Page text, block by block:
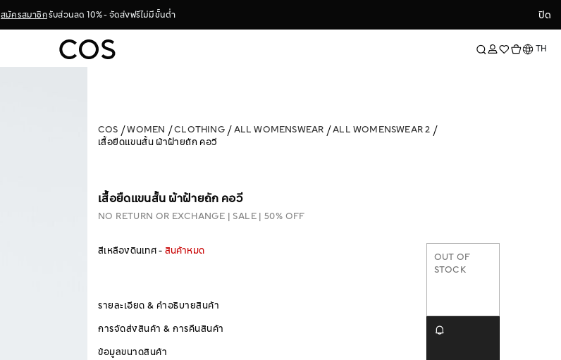
สมัครสมาชิกรับส่วนลด 10% - จัดส่งฟรีไม่มีขั้นต่ำ
ปิด
ปิด
ภาษาTH
COS WOMEN CLOTHING ALL WOMENSWEAR
ALL WOMENSWEAR 2
เสื้อยืดแขนสั้น ผ้าฝ้ายถัก คอวี
เสื้อยืดแขนสั้น ผ้าฝ้ายถัก คอวี
NO RETURN OR EXCHANGE SALE | 50% OFF
สีเหลืองดินเทศ - สินค้าหมด
รายละเอียด & คำอธิบายสินค้า
การจัดส่งสินค้า & การคืนสินค้า
ข้อมูลขนาดสินค้า
OUT OF
STOCK